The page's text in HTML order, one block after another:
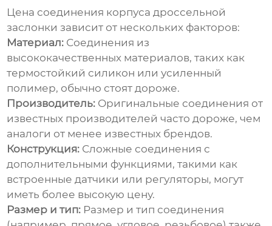
Цена соединения корпуса дроссельной
заслонки зависит от нескольких факторов:
Материал: Соединения из
высококачественных материалов, таких как
термостойкий силикон или усиленный
полимер, обычно стоят дороже.
Производитель: Оригинальные соединения от
известных производителей часто дороже, чем
аналоги от менее известных брендов.
Конструкция: Сложные соединения с
дополнительными функциями, такими как
встроенные датчики или регуляторы, могут
иметь более высокую цену.
Размер и тип: Размер и тип соединения